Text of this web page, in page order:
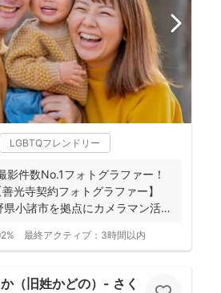
LGBTQフレンドリー
影件数No.1フォトグラファー！
光寺契約フォトグラファー】
県小諸市を拠点にカメラマン活
最終アクティブ： 3時間以内
（旧姓かどの）- さくらふ写真 -